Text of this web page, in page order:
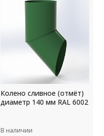
Колено сливное (отмёт)
диаметр 140 мм RAL 6002
В наличии